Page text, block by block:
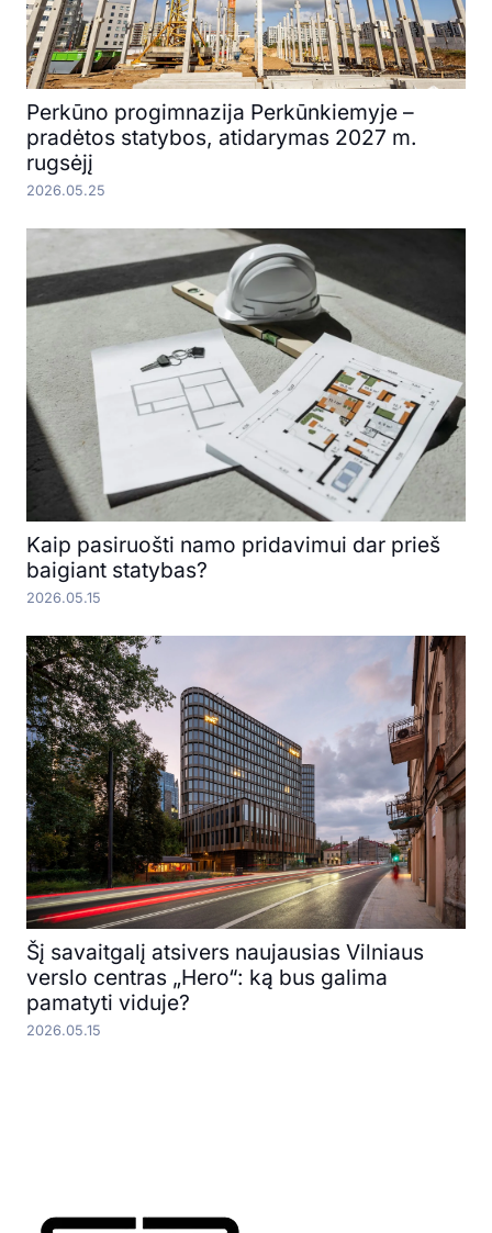
Perkūno progimnazija Perkūnkiemyje –
pradėtos statybos, atidarymas 2027 m.
rugsėjį
2026.05.25
Kaip pasiruošti namo pridavimui dar prieš
baigiant statybas?
2026.05.15
Šį savaitgalį atsivers naujausias Vilniaus
verslo centras „Hero“: ką bus galima
pamatyti viduje?
2026.05.15